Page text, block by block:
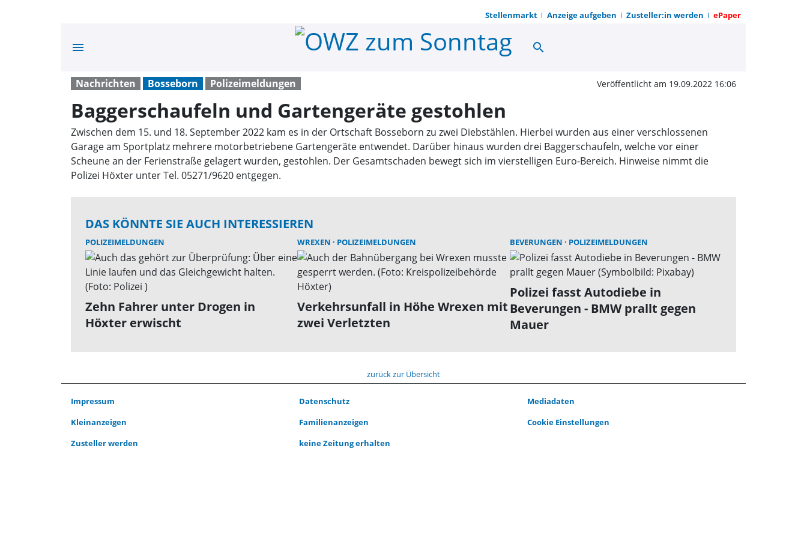
Stellenmarkt Anzeige aufgeben Zusteller:in werden ePaper
menu Baggerschaufeln und
search
Nachrichten Bosseborn Polizeimeldungen Veröffentlicht am 19.09.2022 16:06
Baggerschaufeln und Gartengeräte gestohlen
Zwischen dem 15. und 18. September 2022 kam es in der Ortschaft Bosseborn zu zwei Diebstählen. Hierbei wurden aus einer verschlossenen
Garage am Sportplatz mehrere motorbetriebene Gartengeräte entwendet. Darüber hinaus wurden drei Baggerschaufeln, welche vor einer
Scheune an der Ferienstraße gelagert wurden, gestohlen. Der Gesamtschaden bewegt sich im vierstelligen Euro-Bereich. Hinweise nimmt die
Polizei Höxter unter Tel. 05271/9620 entgegen.
DAS KÖNNTE SIE AUCH INTERESSIEREN
POLIZEIMELDUNGEN
Zehn Fahrer unter Drogen in
Höxter erwischt
WREXEN POLIZEIMELDUNGEN
Verkehrsunfall in Höhe Wrexen mit
zwei Verletzten
BEVERUNGEN POLIZEIMELDUNGEN
Polizei fasst Autodiebe in
Beverungen - BMW prallt gegen
Mauer
zurück zur Übersicht
Impressum Datenschutz
Mediadaten
Kleinanzeigen
Familienanzeigen
Cookie Einstellungen
Zusteller werden
keine Zeitung erhalten